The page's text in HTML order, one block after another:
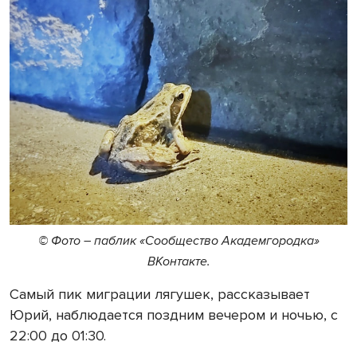
© Фото – паблик «Сообщество Академгородка»
ВКонтакте.
Самый пик миграции лягушек, рассказывает
Юрий, наблюдается поздним вечером и ночью, с
22:00 до 01:30.